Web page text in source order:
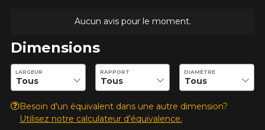
Aucun avis pour le moment.
Dimensions
Entrez les dimensions souhaitées pour vérifier la disponibilité
LARGEUR RAPPORT DIAMÈTRE
Besoin d'un équivalent dans une autre dimension?
Utilisez notre calculateur d'équivalence.